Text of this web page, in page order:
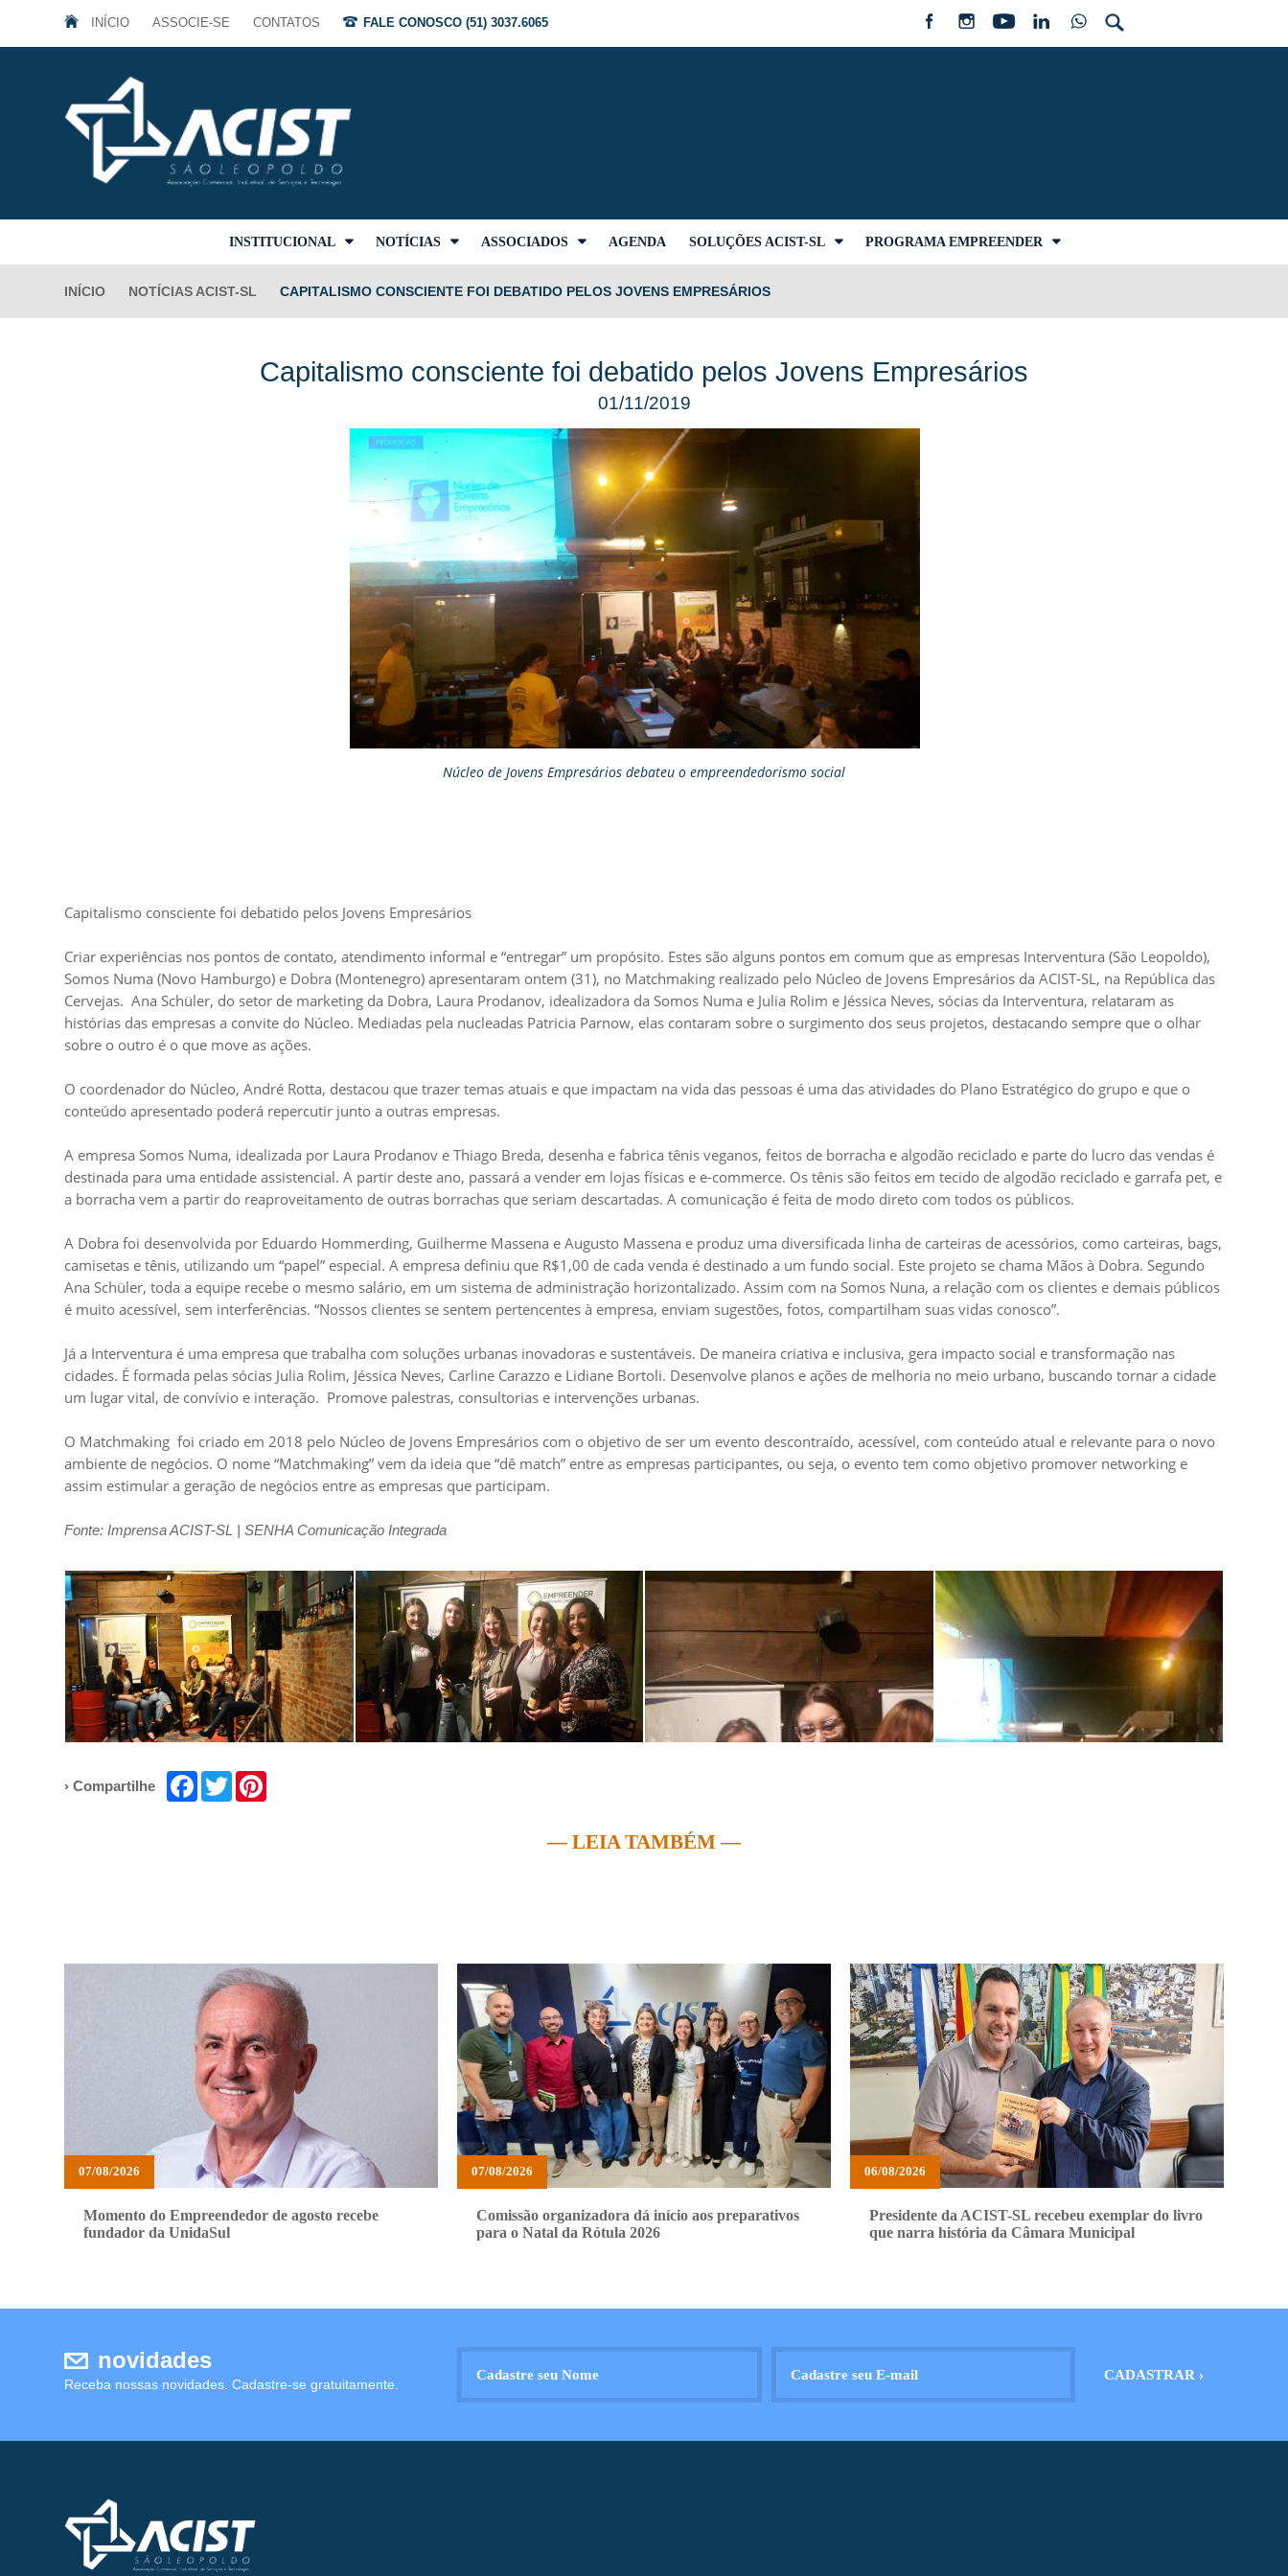
INÍCIO ASSOCIE-SE CONTATOS FALE CONOSCO (51) 3037.6065
INSTITUCIONAL NOTÍCIAS ASSOCIADOS AGENDA SOLUÇÕES ACIST-SL PROGRAMA EMPREENDER
INÍCIO NOTÍCIAS ACIST-SL CAPITALISMO CONSCIENTE FOI DEBATIDO PELOS JOVENS EMPRESÁRIOS
Capitalismo consciente foi debatido pelos Jovens Empresários
01/11/2019
Núcleo de Jovens Empresários debateu o empreendedorismo social
Capitalismo consciente foi debatido pelos Jovens Empresários
Criar experiências nos pontos de contato, atendimento informal e “entregar” um propósito. Estes são alguns pontos em comum que as empresas Interventura (São Leopoldo),
Somos Numa (Novo Hamburgo) e Dobra (Montenegro) apresentaram ontem (31), no Matchmaking realizado pelo Núcleo de Jovens Empresários da ACIST-SL, na República das
Cervejas. Ana Schüler, do setor de marketing da Dobra, Laura Prodanov, idealizadora da Somos Numa e Julia Rolim e Jéssica Neves, sócias da Interventura, relataram as
histórias das empresas a convite do Núcleo. Mediadas pela nucleadas Patricia Parnow, elas contaram sobre o surgimento dos seus projetos, destacando sempre que o olhar
sobre o outro é o que move as ações.
O coordenador do Núcleo, André Rotta, destacou que trazer temas atuais e que impactam na vida das pessoas é uma das atividades do Plano Estratégico do grupo e que o
conteúdo apresentado poderá repercutir junto a outras empresas.
A empresa Somos Numa, idealizada por Laura Prodanov e Thiago Breda, desenha e fabrica tênis veganos, feitos de borracha e algodão reciclado e parte do lucro das vendas é
destinada para uma entidade assistencial. A partir deste ano, passará a vender em lojas físicas e e-commerce. Os tênis são feitos em tecido de algodão reciclado e garrafa pet, e
a borracha vem a partir do reaproveitamento de outras borrachas que seriam descartadas. A comunicação é feita de modo direto com todos os públicos.
A Dobra foi desenvolvida por Eduardo Hommerding, Guilherme Massena e Augusto Massena e produz uma diversificada linha de carteiras de acessórios, como carteiras, bags,
camisetas e tênis, utilizando um “papel” especial. A empresa definiu que R$1,00 de cada venda é destinado a um fundo social. Este projeto se chama Mãos à Dobra. Segundo
Ana Schüler, toda a equipe recebe o mesmo salário, em um sistema de administração horizontalizado. Assim com na Somos Nuna, a relação com os clientes e demais públicos
é muito acessível, sem interferências. “Nossos clientes se sentem pertencentes à empresa, enviam sugestões, fotos, compartilham suas vidas conosco”.
Já a Interventura é uma empresa que trabalha com soluções urbanas inovadoras e sustentáveis. De maneira criativa e inclusiva, gera impacto social e transformação nas
cidades. É formada pelas sócias Julia Rolim, Jéssica Neves, Carline Carazzo e Lidiane Bortoli. Desenvolve planos e ações de melhoria no meio urbano, buscando tornar a cidade
um lugar vital, de convívio e interação. Promove palestras, consultorias e intervenções urbanas.
O Matchmaking foi criado em 2018 pelo Núcleo de Jovens Empresários com o objetivo de ser um evento descontraído, acessível, com conteúdo atual e relevante para o novo
ambiente de negócios. O nome “Matchmaking” vem da ideia que “dê match” entre as empresas participantes, ou seja, o evento tem como objetivo promover networking e
assim estimular a geração de negócios entre as empresas que participam.
Fonte: Imprensa ACIST-SL | SENHA Comunicação Integrada
› Compartilhe Facebook
Twitter
— LEIA TAMBÉM —
07/08/2026
Momento do Empreendedor de agosto recebe
fundador da UnidaSul
07/08/2026
Comissão organizadora dá início aos preparativos
para o Natal da Rótula 2026
06/08/2026
Presidente da ACIST-SL recebeu exemplar do livro
que narra história da Câmara Municipal
novidades
Receba nossas novidades. Cadastre-se gratuitamente.